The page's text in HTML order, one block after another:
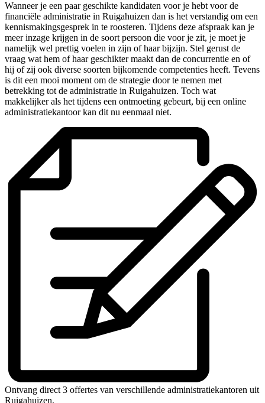
Wanneer je een paar geschikte kandidaten voor je hebt voor de
financiële administratie in Ruigahuizen dan is het verstandig om een
kennismakingsgesprek in te roosteren. Tijdens deze afspraak kan je
meer inzage krijgen in de soort persoon die voor je zit, je moet je
namelijk wel prettig voelen in zijn of haar bijzijn. Stel gerust de
vraag wat hem of haar geschikter maakt dan de concurrentie en of
hij of zij ook diverse soorten bijkomende competenties heeft. Tevens
is dit een mooi moment om de strategie door te nemen met
betrekking tot de administratie in Ruigahuizen. Toch wat
makkelijker als het tijdens een ontmoeting gebeurt, bij een online
administratiekantoor kan dit nu eenmaal niet.
Ontvang direct 3 offertes van verschillende administratiekantoren uit
Ruigahuizen.